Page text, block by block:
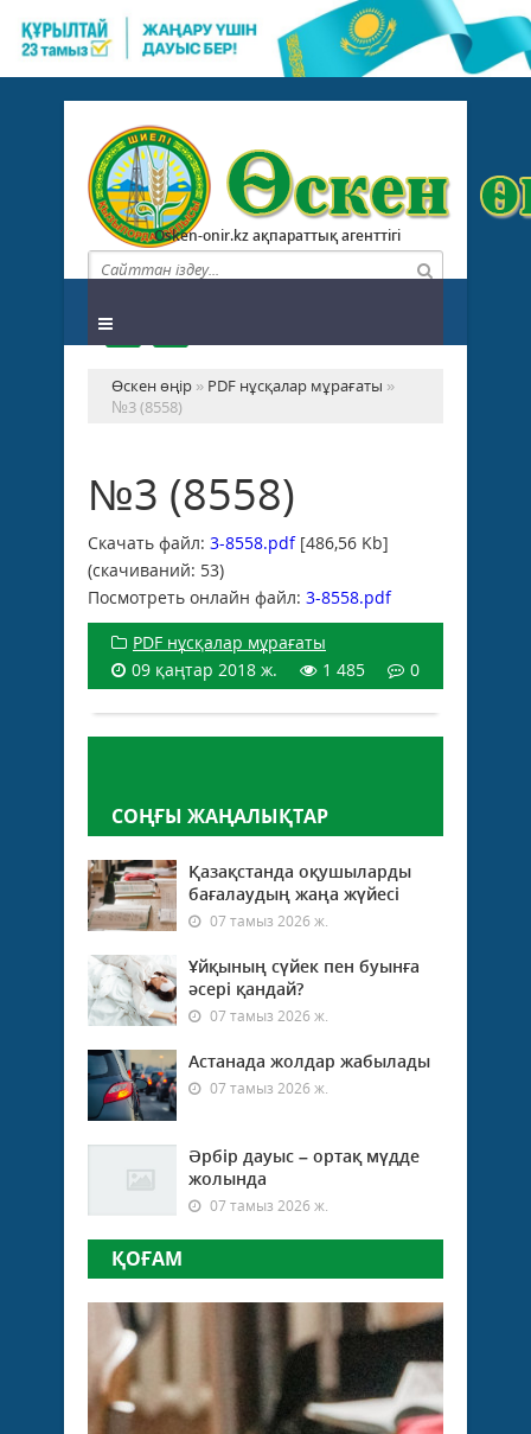
Osken-onir.kz ақпараттық агенттігі
Өскен өңір » PDF нұсқалар мұрағаты »
№3 (8558)
№3 (8558)
Скачать файл: 3-8558.pdf[486,56 Kb]
(cкачиваний: 53)
Посмотреть онлайн файл: 3-8558.pdf
PDF нұсқалар мұрағаты
09 қаңтар 2018 ж.
1 485 0
СОҢҒЫ ЖАҢАЛЫҚТАР
Қазақстанда оқушыларды
бағалаудың жаңа жүйесі
07 тамыз 2026 ж.
Ұйқының сүйек пен буынға
әсері қандай?
07 тамыз 2026 ж.
Астанада жолдар жабылады
07 тамыз 2026 ж.
Әрбір дауыс – ортақ мүдде
жолында
07 тамыз 2026 ж.
ҚОҒАМ